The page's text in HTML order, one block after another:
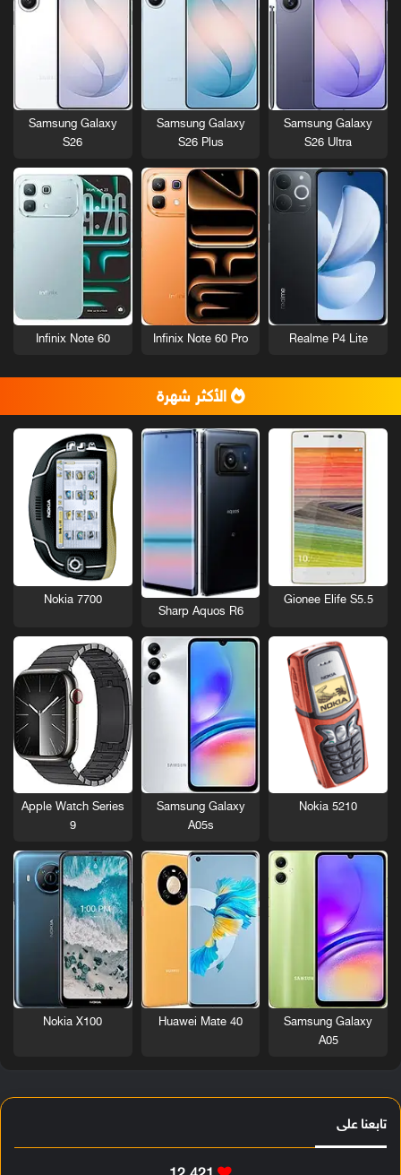
Samsung Galaxy
S26 Ultra
Samsung Galaxy
S26 Plus
Samsung Galaxy
S26
Realme P4 Lite
Infinix Note 60 Pro
Infinix Note 60
الأكثر شهرة
Gionee Elife S5.5
Sharp Aquos R6
Nokia 7700
Nokia 5210
Samsung Galaxy
A05s
Apple Watch Series
9
Samsung Galaxy
A05
Huawei Mate 40
Nokia X100
تابعنا على